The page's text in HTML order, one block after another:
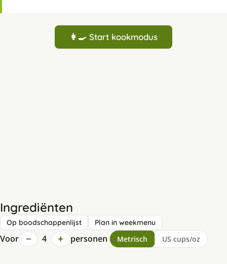
👩‍🍳 Start kookmodus
Ingrediënten
Op boodschappenlijst Plan in weekmenu
Voor − 4 + personen Metrisch US cups/oz